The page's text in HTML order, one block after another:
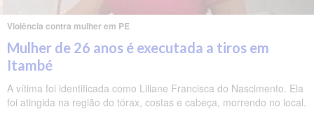
Violência contra mulher em PE
Mulher de 26 anos é executada a tiros em
Itambé
A vítima foi identificada como Liliane Francisca do Nascimento. Ela
foi atingida na região do tórax, costas e cabeça, morrendo no local.